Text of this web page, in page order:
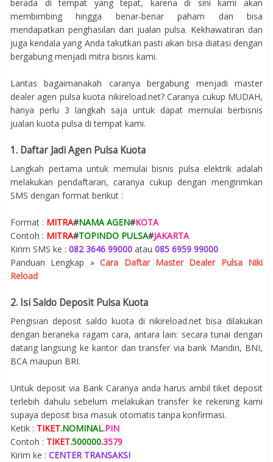
berada di tempat yang tepat, karena di sini kami akan
membimbing hingga benar-benar paham dan bisa
mendapatkan penghasilan dari jualan pulsa. Kekhawatiran dan
juga kendala yang Anda takutkan pasti akan bisa diatasi dengan
bergabung menjadi mitra bisnis kami.
Lantas bagaimanakah caranya bergabung menjadi master
dealer agen pulsa kuota nikireload.net? Caranya cukup MUDAH,
hanya perlu 3 langkah saja untuk dapat memulai berbisnis
jualan kuota pulsa di tempat kami.
1. Daftar Jadi Agen Pulsa Kuota
Langkah pertama untuk memulai bisnis pulsa elektrik adalah
melakukan pendaftaran, caranya cukup dengan mengirimkan
SMS dengan format berikut :
Format : MITRA#NAMA AGEN#KOTA
Contoh : MITRA#TOPINDO PULSA#JAKARTA
Kirim SMS ke : 082 3646 99000 atau 085 6959 99000
Panduan Lengkap »Cara Daftar Master Dealer Pulsa Niki
Reload
2. Isi Saldo Deposit Pulsa Kuota
Pengisian deposit saldo kuota di nikireload.net bisa dilakukan
dengan beraneka ragam cara, antara lain: secara tunai dengan
datang langsung ke kantor dan transfer via bank Mandiri, BNI,
BCA maupun BRI.
Untuk deposit via Bank Caranya anda harus ambil tiket deposit
terlebih dahulu sebelum melakukan transfer ke rekening kami
supaya deposit bisa masuk otomatis tanpa konfirmasi.
Ketik : TIKET.NOMINAL.PIN
Contoh : TIKET.500000.3579
Kirim ke : CENTER TRANSAKSI